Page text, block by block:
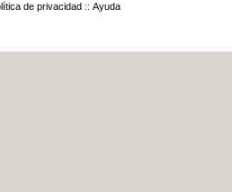
de privacidad :: Ayuda